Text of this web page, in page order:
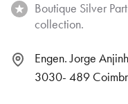
Boutique Silver
collection.
Engen. Jorge
3030- 489